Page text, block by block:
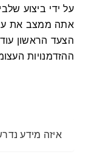
על ידי ביצוע
אתה ממצב את
ההזדמנויות
איזה מידע